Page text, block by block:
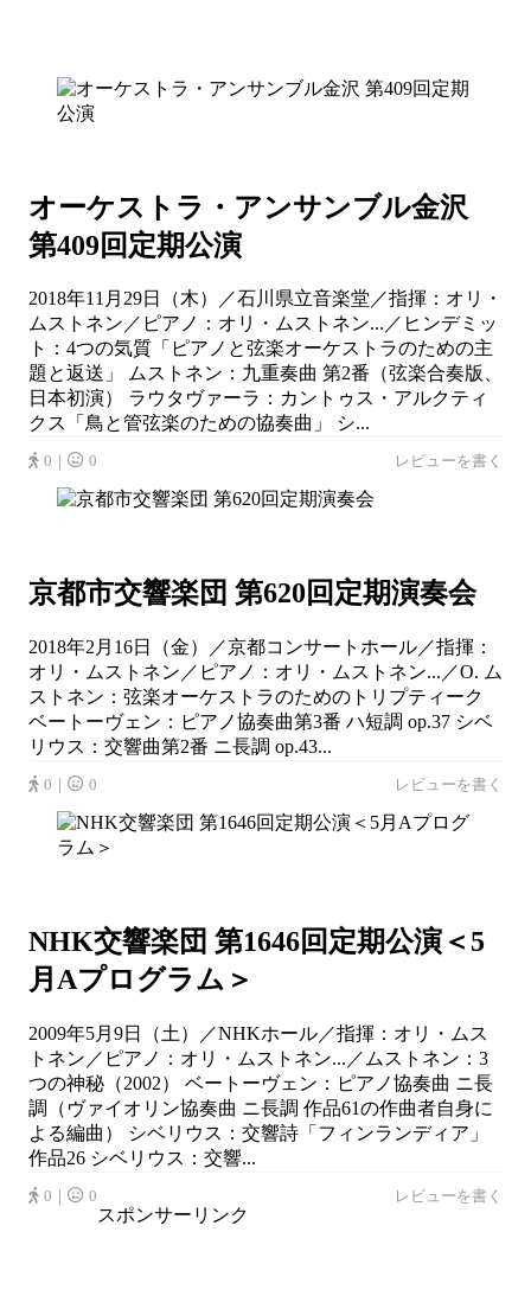
オーケストラ・アンサンブル金沢
第409回定期公演
2018年11月29日（木）／石川県立音楽堂／指揮：オリ・
ムストネン／ピアノ：オリ・ムストネン...／ヒンデミッ
ト：4つの気質「ピアノと弦楽オーケストラのための主
題と返送」 ムストネン：九重奏曲 第2番（弦楽合奏版、
日本初演） ラウタヴァーラ：カントゥス・アルクティ
クス「鳥と管弦楽のための協奏曲」 シ...
0｜ 0 レビューを書く
京都市交響楽団 第620回定期演奏会
2018年2月16日（金）／京都コンサートホール／指揮：
オリ・ムストネン／ピアノ：オリ・ムストネン...／O. ム
ストネン：弦楽オーケストラのためのトリプティーク
ベートーヴェン：ピアノ協奏曲第3番 ハ短調 op.37 シベ
リウス：交響曲第2番 ニ長調 op.43...
0｜ 0 レビューを書く
NHK交響楽団 第1646回定期公演＜5
月Aプログラム＞
2009年5月9日（土）／NHKホール／指揮：オリ・ムス
トネン／ピアノ：オリ・ムストネン...／ムストネン：3
つの神秘（2002） ベートーヴェン：ピアノ協奏曲 ニ長
調（ヴァイオリン協奏曲 ニ長調 作品61の作曲者自身に
よる編曲） シベリウス：交響詩「フィンランディア」
作品26 シベリウス：交響...
0｜ 0 レビューを書く
スポンサーリンク